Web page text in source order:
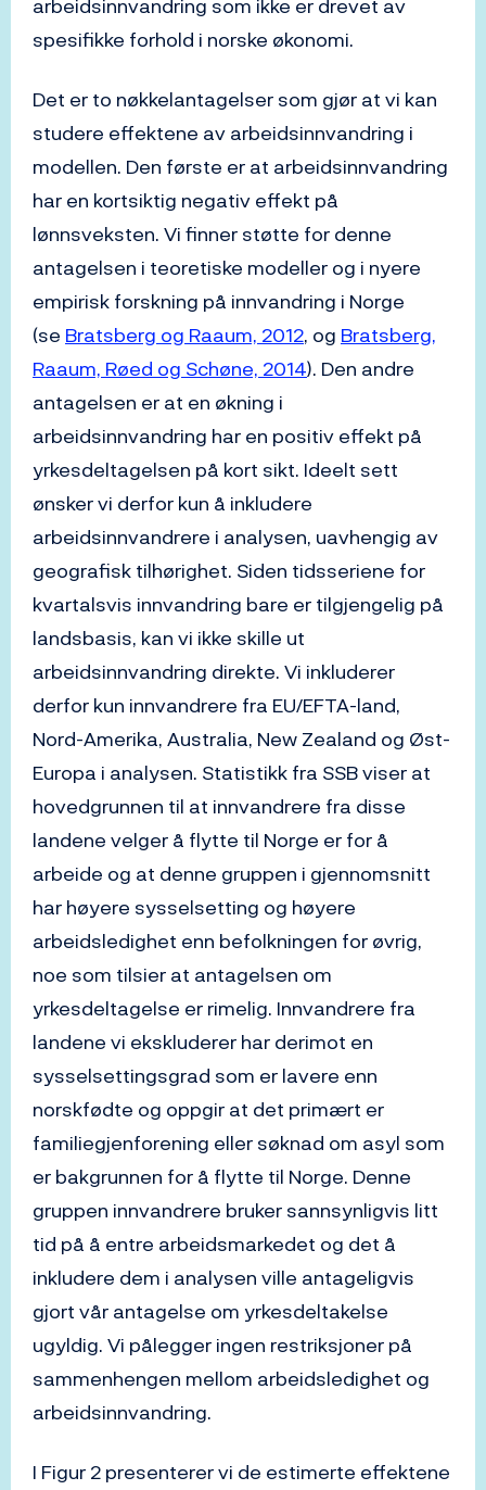
arbeidsinnvandring som ikke er drevet av
spesifikke forhold i norske økonomi.
Det er to nøkkelantagelser som gjør at vi kan
studere effektene av arbeidsinnvandring i
modellen. Den første er at arbeidsinnvandring
har en kortsiktig negativ effekt på
lønnsveksten. Vi finner støtte for denne
antagelsen i teoretiske modeller og i nyere
empirisk forskning på innvandring i Norge
(se Bratsberg og Raaum, 2012, og Bratsberg,
Raaum, Røed og Schøne, 2014). Den andre
antagelsen er at en økning i
arbeidsinnvandring har en positiv effekt på
yrkesdeltagelsen på kort sikt. Ideelt sett
ønsker vi derfor kun å inkludere
arbeidsinnvandrere i analysen, uavhengig av
geografisk tilhørighet. Siden tidsseriene for
kvartalsvis innvandring bare er tilgjengelig på
landsbasis, kan vi ikke skille ut
arbeidsinnvandring direkte. Vi inkluderer
derfor kun innvandrere fra EU/EFTA-land,
Nord-Amerika, Australia, New Zealand og Øst-
Europa i analysen. Statistikk fra SSB viser at
hovedgrunnen til at innvandrere fra disse
landene velger å flytte til Norge er for å
arbeide og at denne gruppen i gjennomsnitt
har høyere sysselsetting og høyere
arbeidsledighet enn befolkningen for øvrig,
noe som tilsier at antagelsen om
yrkesdeltagelse er rimelig. Innvandrere fra
landene vi ekskluderer har derimot en
sysselsettingsgrad som er lavere enn
norskfødte og oppgir at det primært er
familiegjenforening eller søknad om asyl som
er bakgrunnen for å flytte til Norge. Denne
gruppen innvandrere bruker sannsynligvis litt
tid på å entre arbeidsmarkedet og det å
inkludere dem i analysen ville antageligvis
gjort vår antagelse om yrkesdeltakelse
ugyldig. Vi pålegger ingen restriksjoner på
sammenhengen mellom arbeidsledighet og
arbeidsinnvandring.
I Figur 2 presenterer vi de estimerte effektene